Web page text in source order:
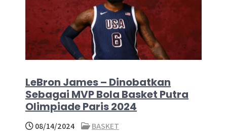
LeBron James – Dinobatkan
Sebagai MVP Bola Basket Putra
Olimpiade Paris 2024
08/14/2024
BASKET